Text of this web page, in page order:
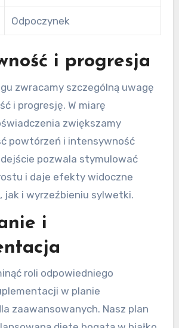
Odpoczynek
i progresja
zwracamy szczególną uwagę
i progresję. W miarę
zwiększamy
powtórzeń i intensywność
pozwala stymulować
i daje efekty widoczne
jak i wyrzeźbieniu sylwetki.
i
roli odpowiedniego
w planie
zaawansowanych. Nasz plan